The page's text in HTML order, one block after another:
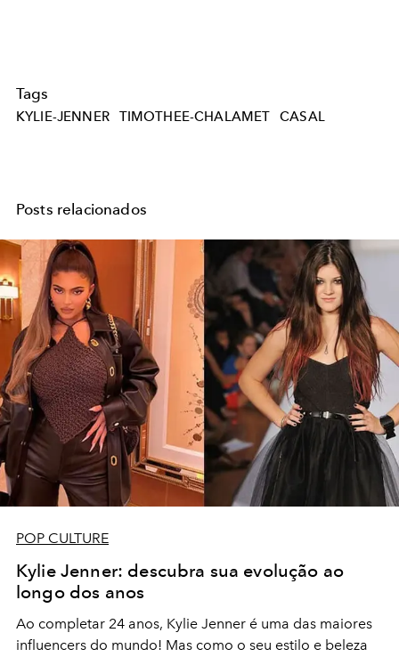
Tags
KYLIE-JENNER TIMOTHEE-CHALAMET CASAL
Posts relacionados
POP CULTURE
Kylie Jenner: descubra sua evolução ao
longo dos anos
Ao completar 24 anos, Kylie Jenner é uma das maiores
influencers do mundo! Mas como o seu estilo e beleza